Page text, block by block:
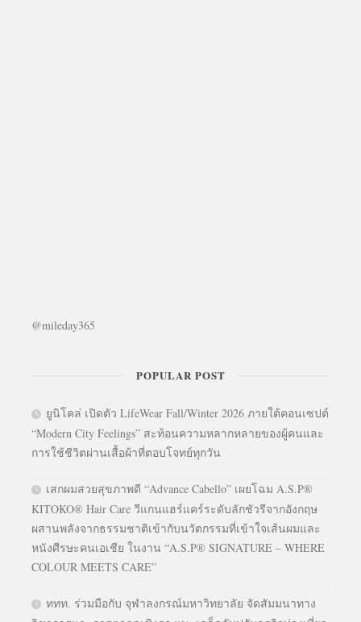
@mileday365
POPULAR POST
ยูนิโคล่ เปิดตัว LifeWear Fall/Winter 2026 ภายใต้คอนเซปต์
“Modern City Feelings” สะท้อนความหลากหลายของผู้คนและ
การใช้ชีวิตผ่านเสื้อผ้าที่ตอบโจทย์ทุกวัน
เสกผมสวยสุขภาพดี “Advance Cabello” เผยโฉม A.S.P®
KITOKO® Hair Care วีแกนแฮร์แคร์ระดับลักชัวรีจากอังกฤษ
ผสานพลังจากธรรมชาติเข้ากับนวัตกรรมที่เข้าใจเส้นผมและ
หนังศีรษะคนเอเชีย ในงาน “A.S.P® SIGNATURE – WHERE
COLOUR MEETS CARE”
ททท. ร่วมมือกับ จุฬาลงกรณ์มหาวิทยาลัย จัดสัมมนาทาง